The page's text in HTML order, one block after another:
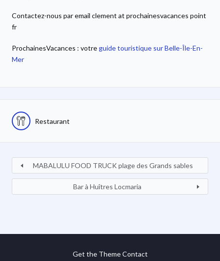
Contactez-nous par email clement at prochainesvacances point
fr
ProchainesVacances : votreguide touristique sur Belle-Île-En-
Mer
Restaurant
MABALULU FOOD TRUCK plage des Grands sables
Bar à Huîtres Locmaria
Get the Theme Contact